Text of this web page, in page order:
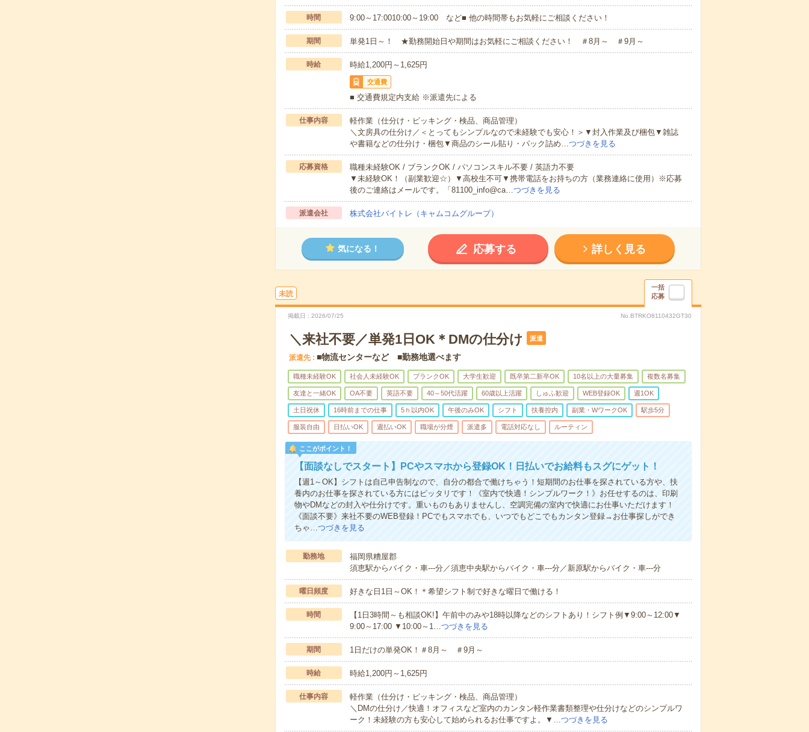
時間 9:00～17:0010:00～19:00 など■ 他の時間帯もお気軽にご相談ください！
期間 単発1日～！ ★勤務開始日や期間はお気軽にご相談ください！ ＃8月～ ＃9月～
時給 時給1,200円～1,625円
交通費
■ 交通費規定内支給 ※派遣先による
仕事内容
軽作業（仕分け・ピッキング・検品、商品管理）
＼文房具の仕分け／＜とってもシンプルなので未経験でも安心！＞▼封入作業及び梱包▼雑誌
や書籍などの仕分け・梱包▼商品のシール貼り・パック詰め…つづきを見る
応募資格
職種未経験OK / ブランクOK / パソコンスキル不要 / 英語力不要
▼未経験OK！（副業歓迎☆）▼高校生不可▼携帯電話をお持ちの方（業務連絡に使用）※応募
後のご連絡はメールです。「81100_info@ca…つづきを見る
派遣会社 株式会社バイトレ（キャムコムグループ）
気になる！ 応募する 詳しく見る
未読
一括
応募
掲載日 2026/07/25 No.BTRKO8110432GT30
＼来社不要／単発1日OK＊DMの仕分け 派遣
派遣先 ■物流センターなど ■勤務地選べます
職種未経験OK 社会人未経験OK ブランクOK 大学生歓迎 既卒第二新卒OK 10名以上の大量募集 複数名募集
友達と一緒OK OA不要 英語不要 40～50代活躍 60歳以上活躍 しゅふ歓迎 WEB登録OK 週1OK
土日祝休 16時前までの仕事 5ｈ以内OK 午後のみOK シフト 扶養控内 副業・WワークOK 駅歩5分
服装自由 日払いOK 週払いOK 職場が分煙 派遣多 電話対応なし ルーティン
ここがポイント！
【面談なしでスタート】PCやスマホから登録OK！日払いでお給料もスグにゲット！
【週1～OK】シフトは自己申告制なので、自分の都合で働けちゃう！短期間のお仕事を探されている方や、扶
養内のお仕事を探されている方にはピッタリです！《室内で快適！シンプルワーク！》お任せするのは、印刷
物やDMなどの封入や仕分けです。重いものもありませんし、空調完備の室内で快適にお仕事いただけます！
《面談不要》来社不要のWEB登録！PCでもスマホでも、いつでもどこでもカンタン登録→お仕事探しができ
ちゃ…つづきを見る
勤務地
福岡県糟屋郡
須恵駅からバイク・車---分／須恵中央駅からバイク・車---分／新原駅からバイク・車---分
曜日頻度 好きな日1日～OK！＊希望シフト制で好きな曜日で働ける！
時間
【1日3時間～も相談OK!】午前中のみや18時以降などのシフトあり！シフト例▼9:00～12:00▼
9:00～17:00 ▼10:00～1…つづきを見る
期間 1日だけの単発OK！＃8月～ ＃9月～
時給 時給1,200円～1,625円
仕事内容
軽作業（仕分け・ピッキング・検品、商品管理）
＼DMの仕分け／快適！オフィスなど室内のカンタン軽作業書類整理や仕分けなどのシンプルワ
ーク！未経験の方も安心して始められるお仕事ですよ。▼…つづきを見る